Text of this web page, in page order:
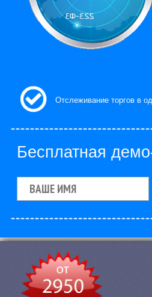
Отслеживание торгов в
Бесплатная